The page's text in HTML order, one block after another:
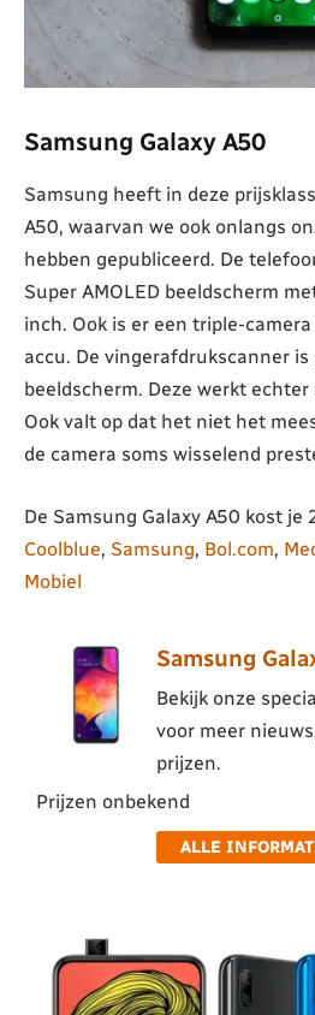
Samsung Galaxy A50
Samsung heeft in deze
A50, waarvan we ook onlangs
hebben gepubliceerd. De
Super AMOLED beeldscherm
inch. Ook is er een triple-
accu. De vingerafdrukscanner
beeldscherm. Deze werkt
Ook valt op dat het niet het
de camera soms wisselend
De Samsung Galaxy A50 kost je
Coolblue, Samsung, Bol.com,
Mobiel
Samsung
Bekijk onze
voor meer
prijzen.
Prijzen onbekend
ALLE